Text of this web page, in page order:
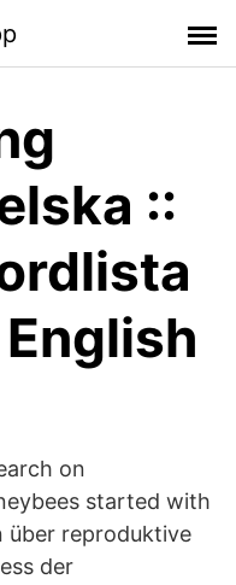
::
on
started with
über reproduktive
der